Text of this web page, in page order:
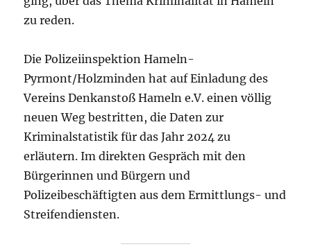
zu reden.
Die Polizeiinspektion Hameln-
Pyrmont/Holzminden hat auf Einladung des
Vereins Denkanstoß Hameln e.V. einen völlig
neuen Weg bestritten, die Daten zur
Kriminalstatistik für das Jahr 2024 zu
erläutern. Im direkten Gespräch mit den
Bürgerinnen und Bürgern und
Polizeibeschäftigten aus dem Ermittlungs- und
Streifendiensten.